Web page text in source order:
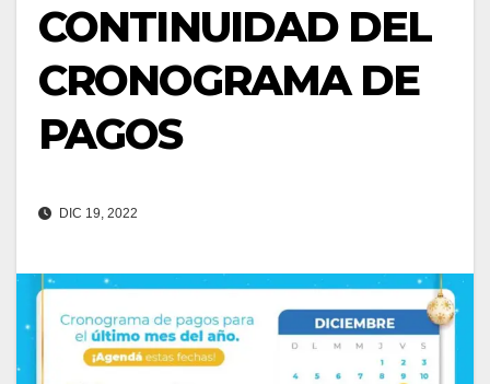
CONTINUIDAD DEL
CRONOGRAMA DE
PAGOS
DIC 19, 2022